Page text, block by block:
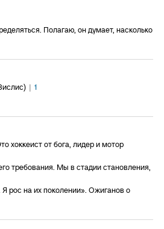
Полагаю, он думает, насколько
| 1
хоккеист от бога, лидер и мотор
требования. Мы в стадии становления,
рос на их поколении». Ожиганов о